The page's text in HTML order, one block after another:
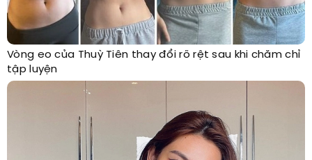
Vòng eo của Thuỳ Tiên thay đổi rõ rệt sau khi chăm chỉ
tập luyện